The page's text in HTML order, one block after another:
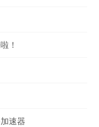
！
速器